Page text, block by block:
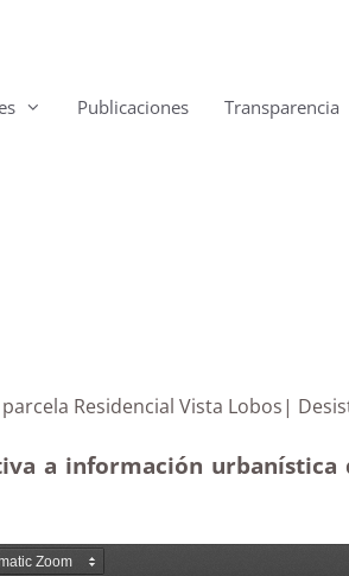
Publicaciones Transparencia
la parcela Residencial Vista
a información urbanística